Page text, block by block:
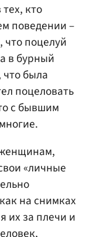
кто
поведении –
что поцелуй
в бурный
была
поцеловать
с бывшим
«личные
на снимках
их за плечи и